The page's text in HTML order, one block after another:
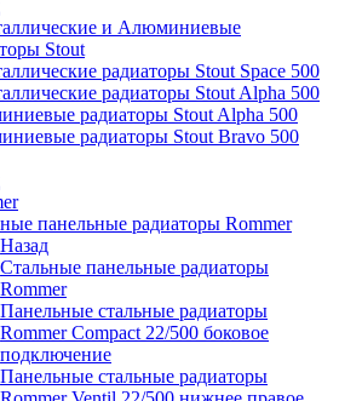
и Алюминиевые
Stout
радиаторы Stout Space 500
радиаторы Stout Alpha 500
радиаторы Stout Alpha 500
радиаторы Stout Bravo 500
панельные радиаторы Rommer
Назад
Стальные панельные радиаторы
Rommer
Панельные стальные радиаторы
Rommer Compact 22/500 боковое
подключение
Панельные стальные радиаторы